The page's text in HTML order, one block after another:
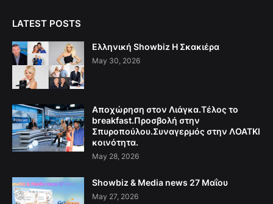
LATEST POSTS
Ελληνική Showbiz Η Σκακιέρα
May 30, 2026
Αποχώρηση στον Λιάγκα.Τέλος το
breakfast.Προσβολή στην
Σπυροπούλου.Συναγερμός στην ΛΟΑΤΚΙ
κοινότητα.
May 28, 2026
Showbiz & Media news 27 Μαΐου
May 27, 2026